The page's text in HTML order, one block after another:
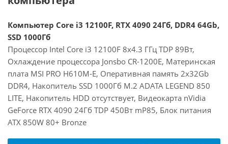
Компьютер Core i3 12100F, RTX 4090 24Гб, DDR4 64Gb,
SSD 1000Гб
Процессор Intel Core i3 12100F 8x4.3 ГГц TDP 89Вт,
Охлаждение процессора Jonsbo CR-1200E, Материнская
плата MSI PRO H610M-E, Оперативная память 2x32Gb
DDR4, Накопитель SSD 1000Гб M.2 ADATA LEGEND 850
LITE, Накопитель HDD отсутствует, Видеокарта nVidia
GeForce RTX 4090 24Гб TDP 450Вт mP85, Блок питания
ATX 850W 80+ Bronze